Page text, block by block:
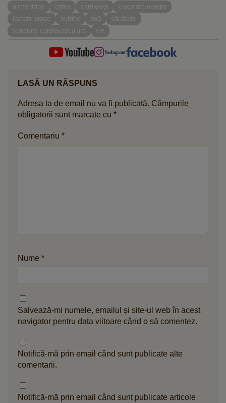
alimentatie cafea cardiologi
ciocolata neagra
lactate grase
nutritie ouă
sănătate
sanatate cardiovasculara
vin
LASĂ UN RĂSPUNS
Adresa ta de email nu va fi publicată. Câmpurile
obligatorii sunt marcate cu *
Comentariu *
Nume *
Salvează-mi numele, emailul și site-ul web în acest
navigator pentru data viitoare când o să comentez.
Notifică-mă prin email când sunt publicate alte
comentarii.
Notifică-mă prin email când sunt publicate articole